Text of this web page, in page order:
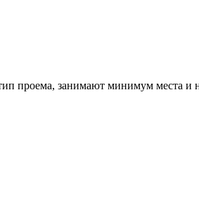
проема, занимают минимум места и